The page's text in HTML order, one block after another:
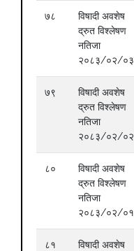
७८
विषादी अवशेष
द्रुत विश्लेषण
नतिजा
२०८३/०२/०३
७९
विषादी अवशेष
द्रुत विश्लेषण
नतिजा
२०८३/०२/०२
८०
विषादी अवशेष
द्रुत विश्लेषण
नतिजा
२०८३/०२/०१
८१
विषादी अवशेष